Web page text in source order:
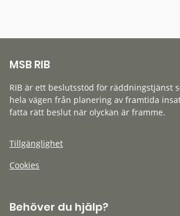
MSB RIB
RIB är ett beslutsstöd för räddningstjänst
hela vägen från planering av framtida
fatta rätt beslut när olyckan är framme.
Tillgänglighet
Cookies
Behöver du hjälp?